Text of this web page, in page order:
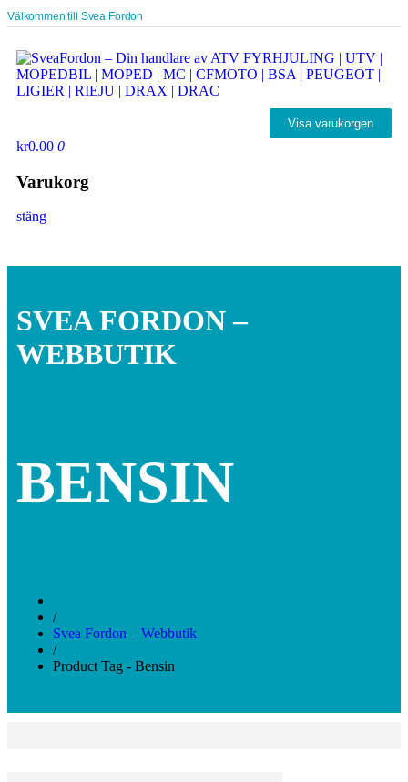
Välkommen till Svea Fordon
Visa varukorgen
kr0.00 0
Varukorg
stäng
SVEA FORDON –
WEBBUTIK
BENSIN
/
Svea Fordon – Webbutik
/
Product Tag - Bensin